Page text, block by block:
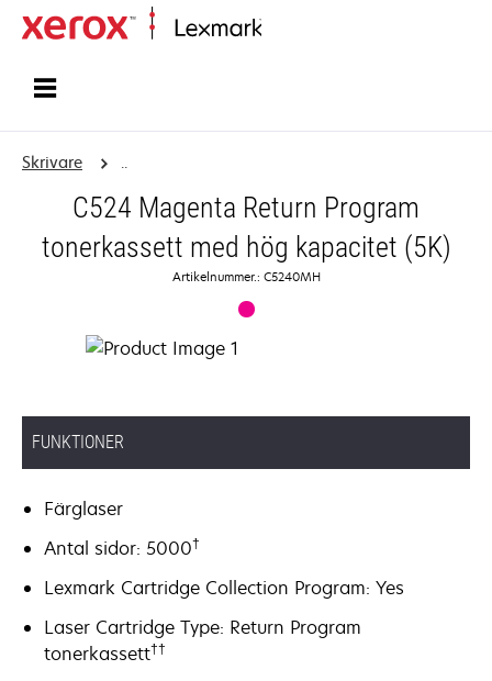
Skrivare ..
C524 Magenta Return Program
tonerkassett med hög kapacitet (5K)
Artikelnummer.: C5240MH
FUNKTIONER
Färglaser
Antal sidor: 5000†
Lexmark Cartridge Collection Program: Yes
Laser Cartridge Type: Return Program
tonerkassett††